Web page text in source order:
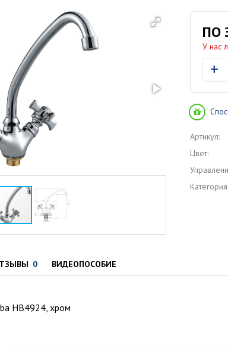
ПО
У нас
+
Артикул:
Цвет:
Категория:
0 ВИДЕОПОСОБИЕ
HB4924, хром